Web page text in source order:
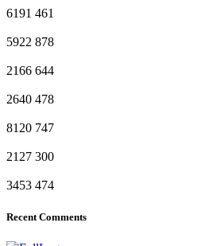
6191 461
5922 878
2166 644
2640 478
8120 747
2127 300
3453 474
Recent Comments